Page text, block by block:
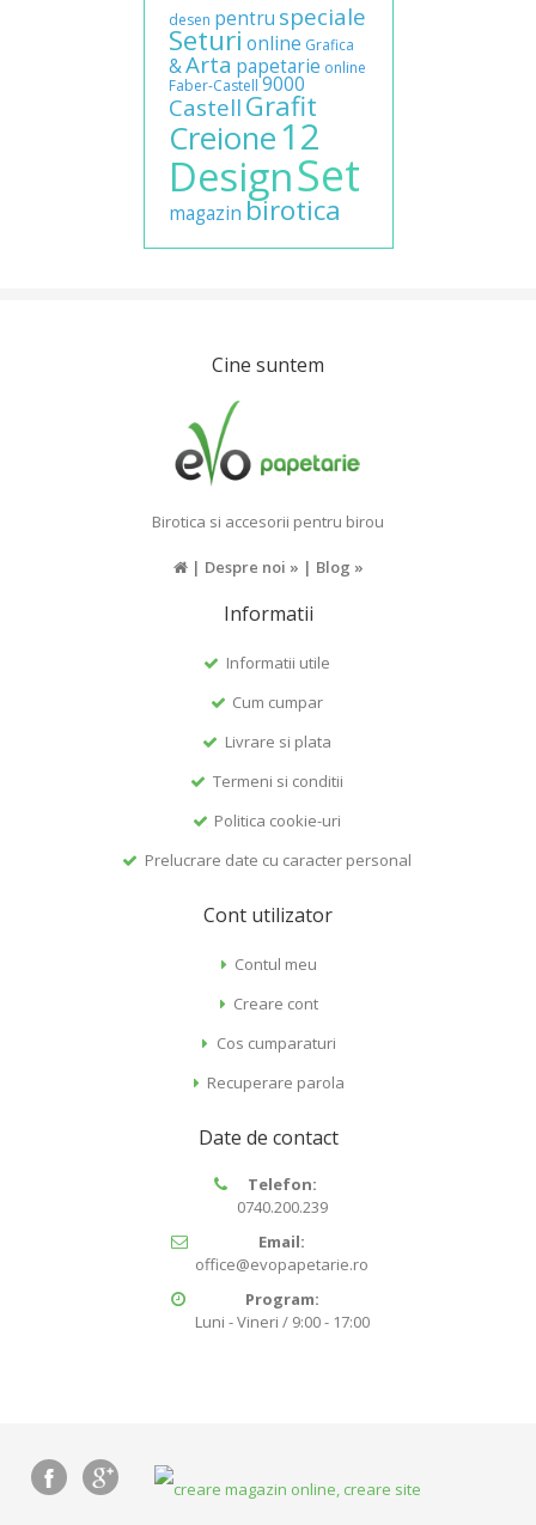
desen pentru speciale
Seturi online Grafica
&Arta papetarie online
Faber-Castell 9000
CastellGrafit
Creione 12
DesignSet
magazin birotica
Cine suntem
Birotica si accesorii pentru birou
| Despre noi » | Blog »
Informatii
Informatii utile
Cum cumpar
Livrare si plata
Termeni si conditii
Politica cookie-uri
Prelucrare date cu caracter personal
Cont utilizator
Contul meu
Creare cont
Cos cumparaturi
Recuperare parola
Date de contact
Telefon:
0740.200.239
Email:
office@evopapetarie.ro
Program:
Luni - Vineri / 9:00 - 17:00